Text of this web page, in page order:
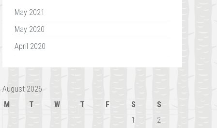
May 2021
May 2020
April 2020
August 2026
M
T W T F S
S
1
2